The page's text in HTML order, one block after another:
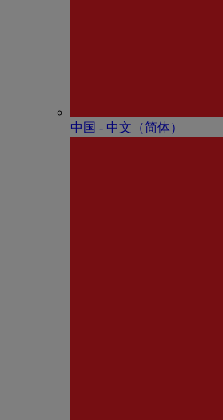
中国 - 中⽂（简体）